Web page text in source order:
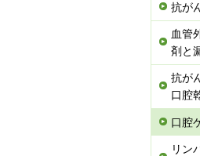
抗が
血管
剤と
抗が
口腔
口腔
リン